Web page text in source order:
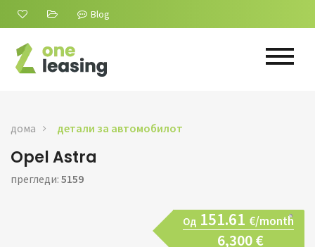
Blog
дома детали за автомобилот
Opel Astra
прегледи: 5159
Од 151.61 €/month
6,300 €